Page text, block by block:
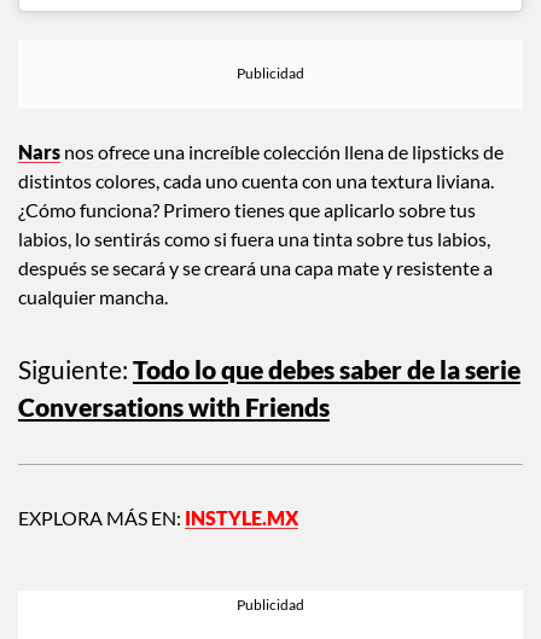
Nars nos ofrece una increíble colección llena de lipsticks de
distintos colores, cada uno cuenta con una textura liviana.
¿Cómo funciona? Primero tienes que aplicarlo sobre tus
labios, lo sentirás como si fuera una tinta sobre tus labios,
después se secará y se creará una capa mate y resistente a
cualquier mancha.
Siguiente: Todo lo que debes saber de la serie
Conversations with Friends
EXPLORA MÁS EN: INSTYLE.MX